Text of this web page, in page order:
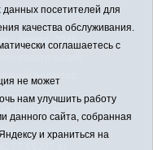
округа, 2026
издательский
редактор:
2-10-33
77-66397 от
посетителей для
качества обслуживания.
соглашаетесь с
не может
нам улучшить работу
данного сайта, собранная
и храниться на